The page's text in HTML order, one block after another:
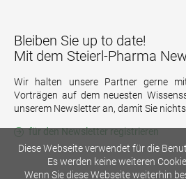
Bleiben Sie up to date!
Mit dem Steierl-Pharma
Wir halten unsere Partner gerne
Vorträgen auf dem neuesten
unserem Newsletter an, damit Sie
für den Newsletter registrieren
Diese Webseite verwendet für die
Es werden keine weiteren
Wenn Sie diese Webseite weiterhin